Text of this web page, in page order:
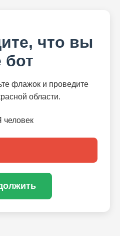
что вы
бот
флажок и проведите
области.
человек